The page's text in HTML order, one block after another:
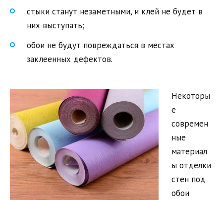
стыки станут незаметными, и клей не будет в
них выступать;
обои не будут повреждаться в местах
заклеенных дефектов.
Некоторы
е
современ
ные
материал
ы отделки
стен под
обои